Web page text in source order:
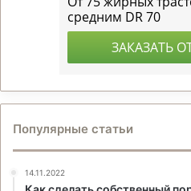
Популярные статьи
14.11.2022